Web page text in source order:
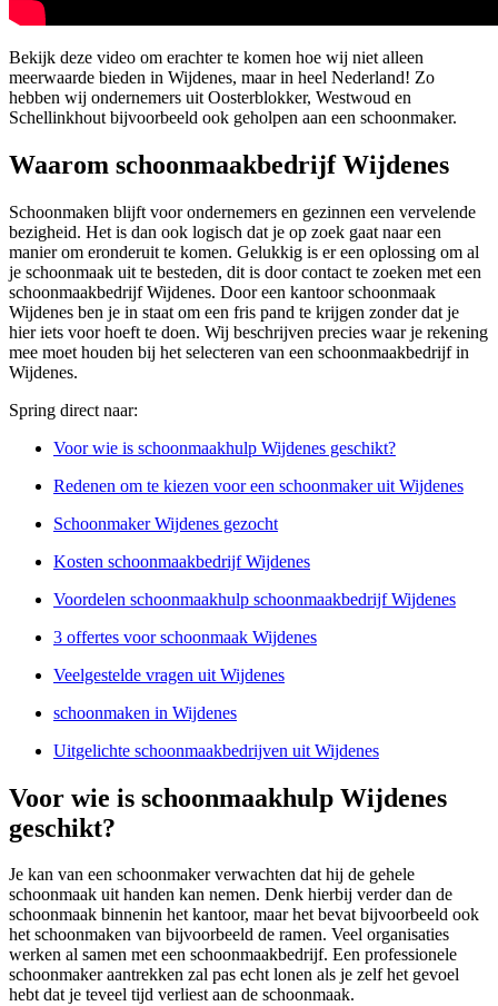
Bekijk deze video om erachter te komen hoe wij niet alleen
meerwaarde bieden in Wijdenes, maar in heel Nederland! Zo
hebben wij ondernemers uit Oosterblokker, Westwoud en
Schellinkhout bijvoorbeeld ook geholpen aan een schoonmaker.
Waarom schoonmaakbedrijf Wijdenes
Schoonmaken blijft voor ondernemers en gezinnen een vervelende
bezigheid. Het is dan ook logisch dat je op zoek gaat naar een
manier om eronderuit te komen. Gelukkig is er een oplossing om al
je schoonmaak uit te besteden, dit is door contact te zoeken met een
schoonmaakbedrijf Wijdenes. Door een kantoor schoonmaak
Wijdenes ben je in staat om een fris pand te krijgen zonder dat je
hier iets voor hoeft te doen. Wij beschrijven precies waar je rekening
mee moet houden bij het selecteren van een schoonmaakbedrijf in
Wijdenes.
Spring direct naar:
Voor wie is schoonmaakhulp Wijdenes geschikt?
Redenen om te kiezen voor een schoonmaker uit Wijdenes
Schoonmaker Wijdenes gezocht
Kosten schoonmaakbedrijf Wijdenes
Voordelen schoonmaakhulp schoonmaakbedrijf Wijdenes
3 offertes voor schoonmaak Wijdenes
Veelgestelde vragen uit Wijdenes
schoonmaken in Wijdenes
Uitgelichte schoonmaakbedrijven uit Wijdenes
Voor wie is schoonmaakhulp Wijdenes
geschikt?
Je kan van een schoonmaker verwachten dat hij de gehele
schoonmaak uit handen kan nemen. Denk hierbij verder dan de
schoonmaak binnenin het kantoor, maar het bevat bijvoorbeeld ook
het schoonmaken van bijvoorbeeld de ramen. Veel organisaties
werken al samen met een schoonmaakbedrijf. Een professionele
schoonmaker aantrekken zal pas echt lonen als je zelf het gevoel
hebt dat je teveel tijd verliest aan de schoonmaak.